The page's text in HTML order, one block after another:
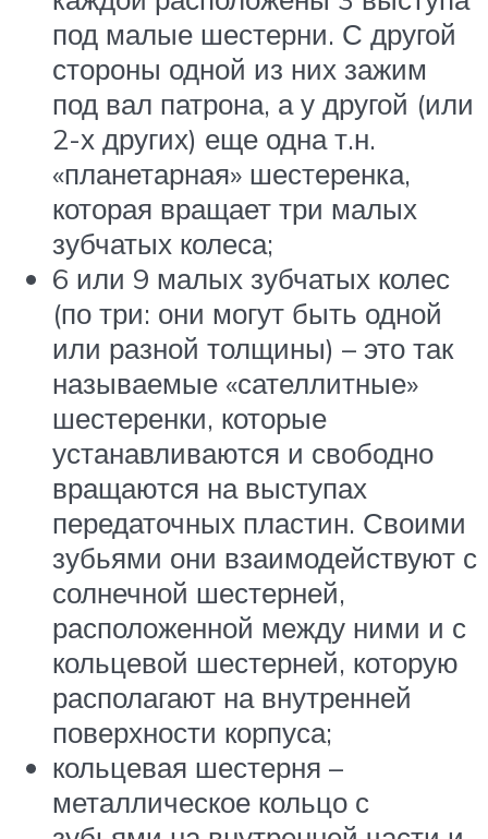
под малые шестерни. С другой
стороны одной из них зажим
под вал патрона, а у другой (или
2-х других) еще одна т.н.
«планетарная» шестеренка,
которая вращает три малых
зубчатых колеса;
6 или 9 малых зубчатых колес
(по три: они могут быть одной
или разной толщины) – это так
называемые «сателлитные»
шестеренки, которые
устанавливаются и свободно
вращаются на выступах
передаточных пластин. Своими
зубьями они взаимодействуют с
солнечной шестерней,
расположенной между ними и с
кольцевой шестерней, которую
располагают на внутренней
поверхности корпуса;
кольцевая шестерня –
металлическое кольцо с